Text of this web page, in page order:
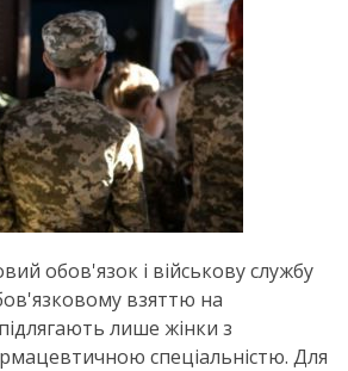
обов'язок і військову службу
взяттю на
лише жінки з
спеціальністю. Для